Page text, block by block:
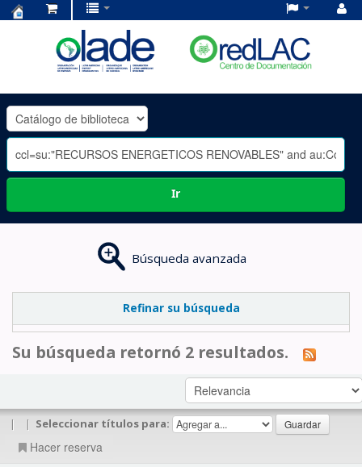
OLADE
-
Ir
Búsqueda avanzada
Refinar su búsqueda
Su búsqueda retornó 2 resultados.
| | Seleccionar títulos para:
Hacer reserva